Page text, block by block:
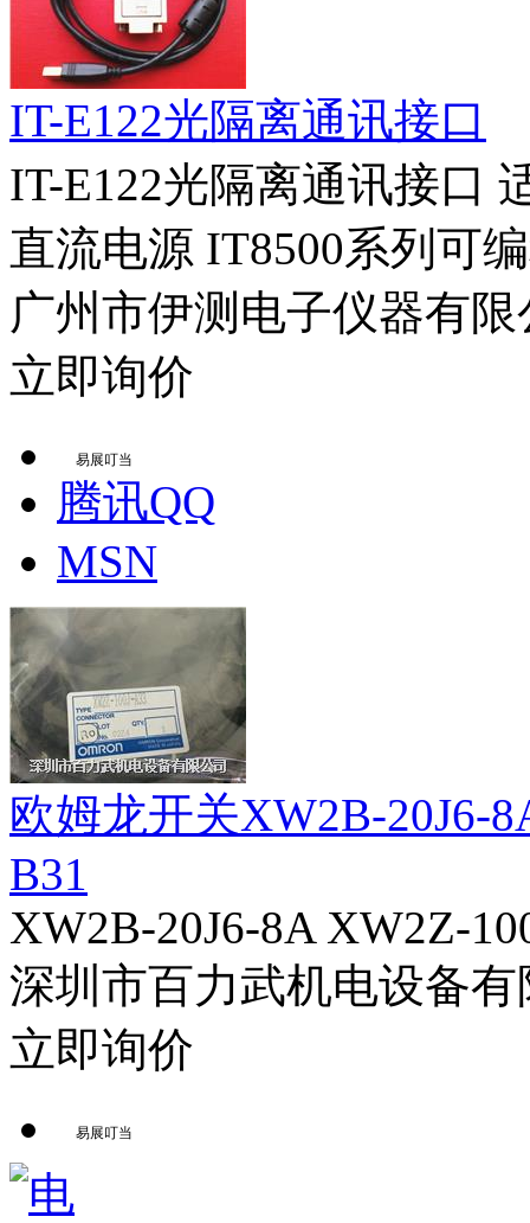
IT-E122光隔离通讯接口
IT-E122光隔离通讯接口
直流电源 IT8500系列可
广州市伊测电子仪器有限
立即询价
易展叮当
腾讯QQ
MSN
欧姆龙开关XW2B-20J6-
B31
XW2B-20J6-8A XW2Z-
深圳市百力武机电设备有
立即询价
易展叮当